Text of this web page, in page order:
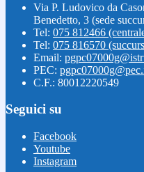
Via P. Ludovico da
Benedetto, 3 (sede
Tel: 075 812466
Tel: 075 816570
Email:
PEC:
C.F.: 80012220549
Seguici su
Facebook
Youtube
Instagram